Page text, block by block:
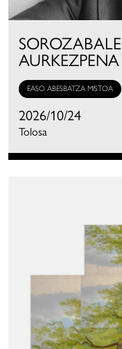
AURKEZPENA
EASO ABESBATZA MISTOA
2026/10/24
Tolosa